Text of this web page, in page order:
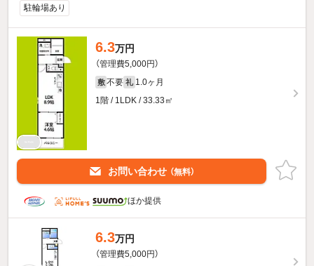
駐輪場あり
6.3万円
（管理費5,000円）
敷 不要 礼 1.0ヶ月
1階 / 1LDK / 33.33㎡
お問い合わせ （無料）
ほか提供
6.3万円
（管理費5,000円）